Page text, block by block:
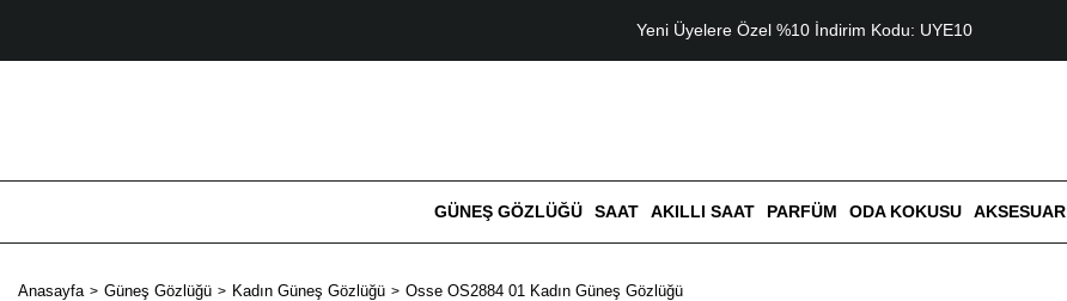
Yeni Üyelere Özel %10 İndirim Kodu: UYE10
GÜNEŞ GÖZLÜĞÜ SAAT AKILLI SAAT PARFÜM ODA KOKUSU AKSESUAR
Anasayfa Güneş Gözlüğü Kadın Güneş Gözlüğü Osse OS2884 01 Kadın Güneş Gözlüğü